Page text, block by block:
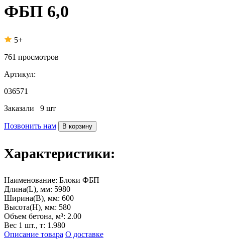
ФБП 6,0
5+
761 просмотров
Артикул:
036571
Заказали 9 шт
Позвонить нам В корзину
Характеристики:
Наименование: Блоки ФБП
Длина(L), мм: 5980
Ширина(B), мм: 600
Высота(H), мм: 580
Объем бетона, м³: 2.00
Вес 1 шт., т: 1.980
Описание товара О доставке